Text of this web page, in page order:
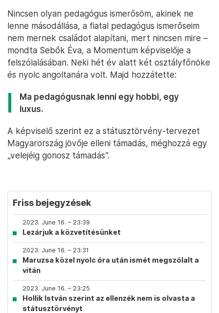
Nincsen olyan pedagógus ismerősöm, akinek ne
lenne másodállása, a fiatal pedagógus ismerőseim
nem mernek családot alapítani, mert nincsen mire –
mondta Sebők Éva, a Momentum képviselője a
felszólalásában. Neki hét év alatt két osztályfőnöke
és nyolc angoltanára volt. Majd hozzátette:
Ma pedagógusnak lenni egy hobbi, egy
luxus.
A képviselő szerint ez a státusztörvény-tervezet
Magyarország jövője elleni támadás, méghozzá egy
„velejéig gonosz támadás”.
Friss bejegyzések
2023. June 16. – 23:39
Lezárjuk a közvetítésünket
2023. June 16. – 23:31
Maruzsa közel nyolc óra után ismét megszólalt a
vitán
2023. June 16. – 23:25
Hollik István szerint az ellenzék nem is olvasta a
státusztörvényt